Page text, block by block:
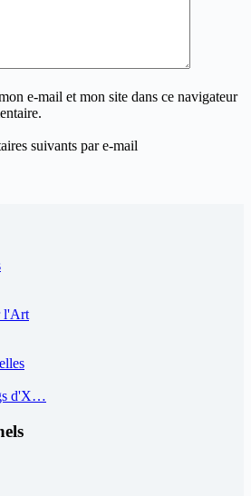
e-mail et mon site dans ce navigateur
suivants par e-mail
l'Art
d'X…